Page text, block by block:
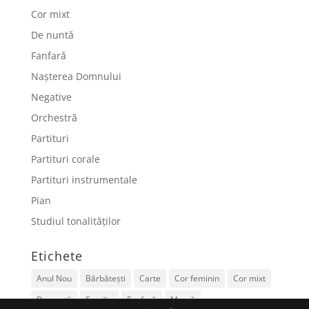
Cor mixt
De nuntă
Fanfară
Nașterea Domnului
Negative
Orchestră
Partituri
Partituri corale
Partituri instrumentale
Pian
Studiul tonalităților
Etichete
Anul Nou Bărbătești Carte Cor feminin
Cor mixt
De nuntă
Familie Fanfară Mamă